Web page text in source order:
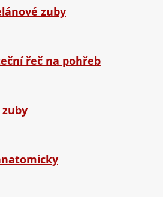
zuby
řeč na pohřeb